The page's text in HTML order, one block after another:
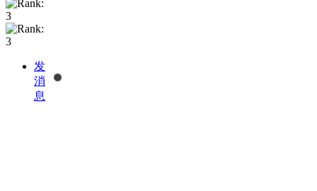
发
消
息